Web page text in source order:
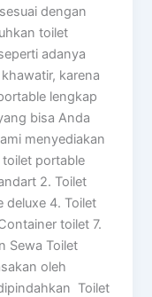
dengan
toilet
adanya
karena
lengkap
bisa Anda
menyediakan
portable
2. Toilet
deluxe 4. Toilet
toilet 7.
Sewa Toilet
oleh
Toilet